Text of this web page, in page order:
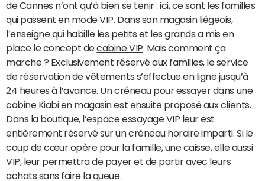
de Cannes n’ont qu’à bien se tenir : ici, ce sont les familles
qui passent en mode VIP. Dans son magasin liégeois,
l’enseigne qui habille les petits et les grands a mis en
place le concept decabine VIP . Mais comment ça
marche ? Exclusivement réservé aux familles, le service
de réservation de vêtements s’effectue en ligne jusqu’à
24 heures à l’avance. Un créneau pour essayer dans une
cabine Kiabi en magasin est ensuite proposé aux clients.
Dans la boutique, l’espace essayage VIP leur est
entièrement réservé sur un créneau horaire imparti. Si le
coup de cœur opère pour la famille, une caisse, elle aussi
VIP, leur permettra de payer et de partir avec leurs
achats sans faire la queue.